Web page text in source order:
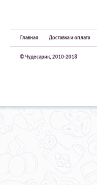
Главная Доставка и оплата
© Чудесарик, 2010-2018